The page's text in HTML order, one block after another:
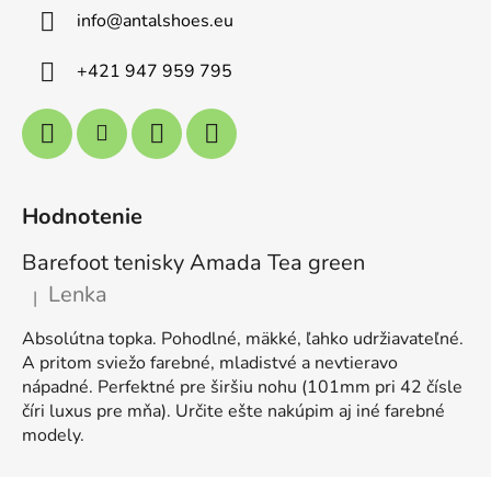
info@antalshoes.eu
+421 947 959 795
Hodnotenie
Barefoot tenisky Amada Tea green
Hodnotenie produktu je 5 z 5 hviezdičiek.
| Lenka
Absolútna topka. Pohodlné, mäkké, ľahko udržiavateľné.
A pritom sviežo farebné, mladistvé a nevtieravo
nápadné. Perfektné pre širšiu nohu (101mm pri 42 čísle
číri luxus pre mňa). Určite ešte nakúpim aj iné farebné
modely.